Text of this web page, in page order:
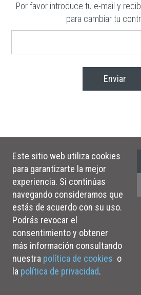
Por favor introduce tu e-mail y
para cambiar tu
Enviar
Contacto Política de cookies
Términos de uso
Accesibilidad
Este sitio web utiliza cookies
para garantizarte la mejor
experiencia. Si continúas
navegando consideramos que
estás de acuerdo con su uso.
Podrás revocar el
consentimiento y obtener
más información consultando
nuestra política de cookies o
la política de privacidad.